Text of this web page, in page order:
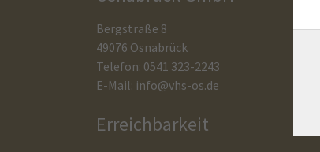
Bergstraße 8
49076 Osnabrück
Telefon: 0541 323-2243
E-Mail: info@vhs-os.de
Erreichbarkeit